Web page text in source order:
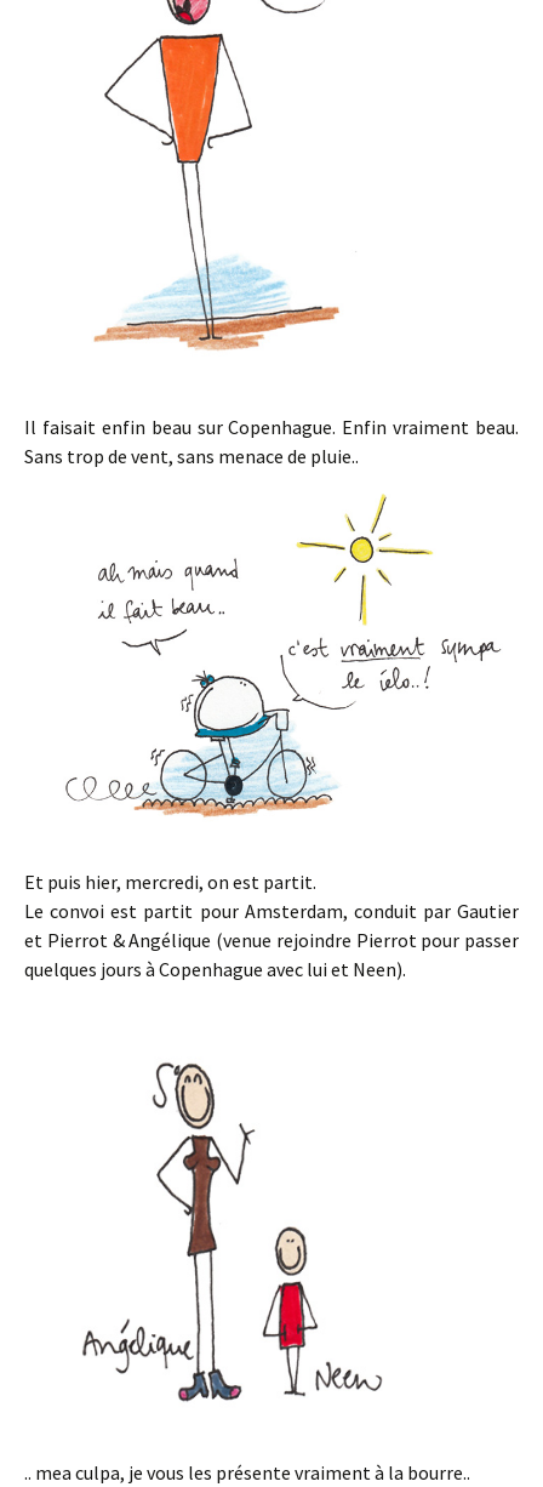
Il faisait enfin beau sur Copenhague. Enfin vraiment beau.
Sans trop de vent, sans menace de pluie..
Et puis hier, mercredi, on est partit.
Le convoi est partit pour Amsterdam, conduit par Gautier
et Pierrot & Angélique (venue rejoindre Pierrot pour passer
quelques jours à Copenhague avec lui et Neen).
.. mea culpa, je vous les présente vraiment à la bourre..